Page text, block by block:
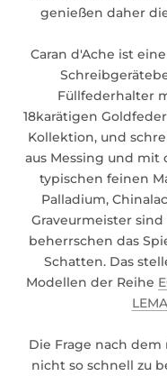
genießen daher
Caran d'Ache ist
Füllfederhalter
18karätigen
Kollektion, und
aus Messing und
typischen feinen
Palladium,
Graveurmeister
beherrschen das
Schatten. Das
Modellen der Reihe
Die Frage nach
nicht so schnell zu